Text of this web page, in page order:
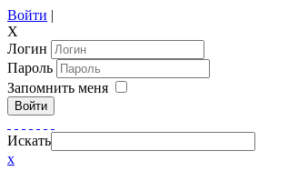
Войти |
X
Логин
Пароль
Запомнить меня
Войти
Искать
x